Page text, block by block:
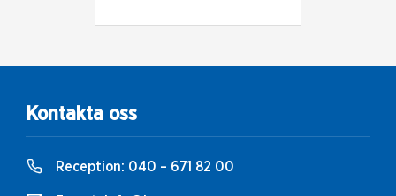
Kontakta oss
Reception: 040 – 671 82 00